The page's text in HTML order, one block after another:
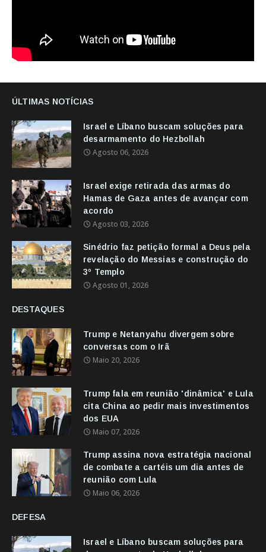
ÚLTIMAS NOTÍCIAS
Israel e Líbano buscam soluções para
desarmamento do Hezbollah
Agosto 06, 2026
Israel exige retirada das armas do
Hamas de Gaza antes de avançar com
acordo
Agosto 03, 2026
Sinédrio faz petição formal a Deus pela
revelação do Messias e construção do
3º Templo
Agosto 01, 2026
DESTAQUES
Trump e Netanyahu divergem sobre
conversas com o Irã
Maio 20, 2026
Trump fala em reunião 'dinâmica' e Lula
cita China ao pedir mais investimentos
dos EUA
Maio 07, 2026
Trump assina nova estratégia nacional
de combate a cartéis um dia antes de
reunião com Lula
Maio 06, 2026
DEFESA
Israel e Líbano buscam soluções para